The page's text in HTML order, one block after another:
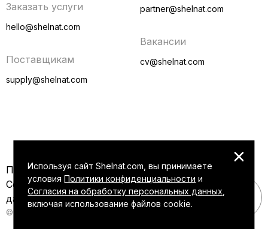
Заказать услуги
hello@shelnat.com
Поставщикам
supply@shelnat.com
partner@shelnat.com
Вакансии
cv@shelnat.com
Политика конфиденциальности
Согласие на обработку персональных
данных
© Shelnat 2015 — 2026
Используя сайт Shelnat.com, вы принимаете
условияПолитики конфиденциальности и
Согласия на обработку персональных данных
включая использование файлов cookie.